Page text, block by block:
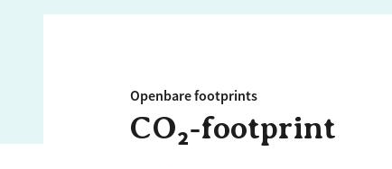
Openbare footprints
CO₂‑footprint